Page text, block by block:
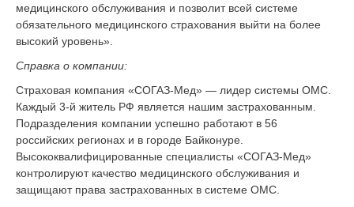
медицинского обслуживания и позволит всей системе
обязательного медицинского страхования выйти на более
высокий уровень».
Справка о компании:
Страховая компания «СОГАЗ-Мед» — лидер системы ОМС.
Каждый 3-й житель РФ является нашим застрахованным.
Подразделения компании успешно работают в 56
российских регионах и в городе Байконуре.
Высококвалифицированные специалисты «СОГАЗ-Мед»
контролируют качество медицинского обслуживания и
защищают права застрахованных в системе ОМС.